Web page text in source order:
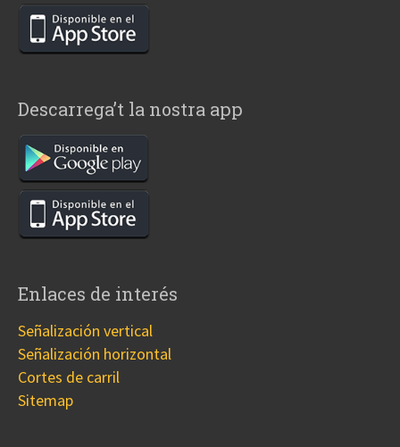
Descarrega’t la nostra app
Enlaces de interés
Señalización vertical
Señalización horizontal
Cortes de carril
Sitemap